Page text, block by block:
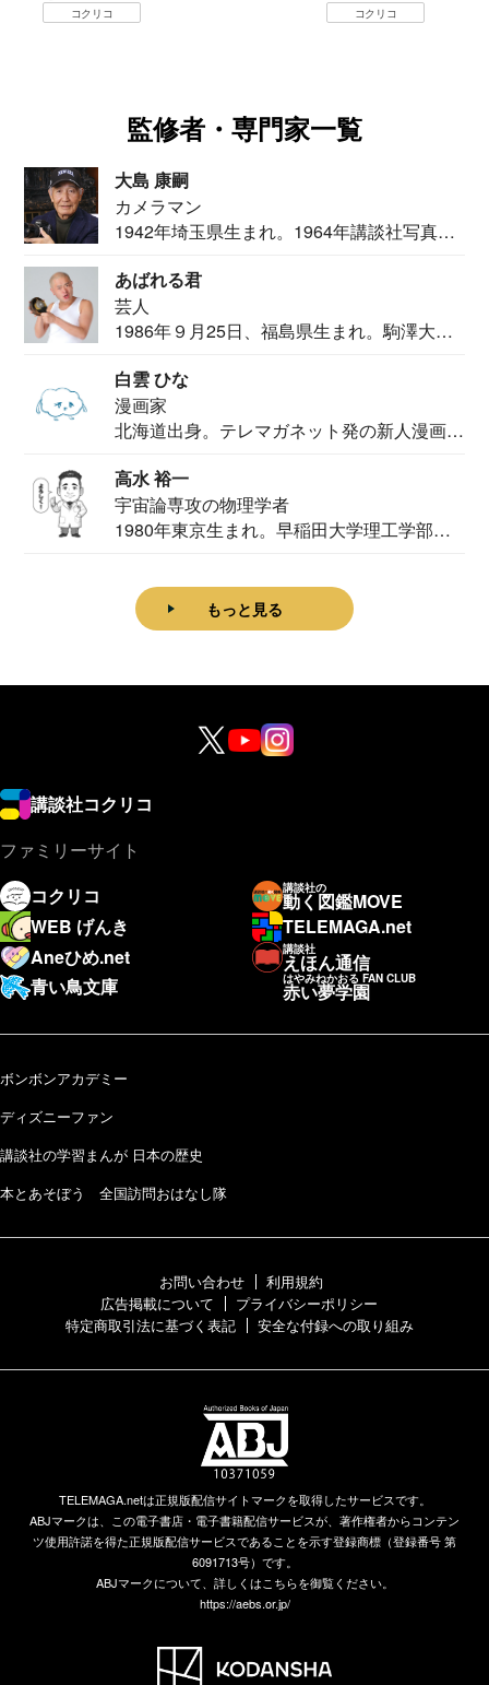
監修者・専門家一覧
大島 康嗣
カメラマン
1942年埼玉県生まれ。1964年講談社写真部
あばれる君
芸人
1986年９月25日、福島県生まれ。駒澤大学
白雲 ひな
漫画家
北海道出身。テレマガネット発の新人漫画
高水 裕一
宇宙論専攻の物理学者
1980年東京生まれ。早稲田大学理工学部物
もっと見る
講談社コクリコ
ファミリーサイト
コクリコ
講談社の
動く図鑑MOVE
WEB げんき
TELEMAGA.net
Aneひめ.net
講談社
えほん通信
青い鳥文庫
はやみねかおる FAN CLUB
赤い夢学園
ボンボンアカデミー
ディズニーファン
講談社の学習まんが 日本の歴史
本とあそぼう 全国訪問おはなし隊
お問い合わせ
利用規約
広告掲載について
プライバシーポリシー
特定商取引法に基づく表記
安全な付録への取り組み
TELEMAGA.netは正規版配信サイトマークを取得したサービスです。
ABJマークは、この電子書店・電子書籍配信サービスが、著作権者からコンテン
ツ使用許諾を得た正規版配信サービスであることを示す登録商標（登録番号 第
6091713号）です。
ABJマークについて、詳しくはこちらを御覧ください。
https://aebs.or.jp/